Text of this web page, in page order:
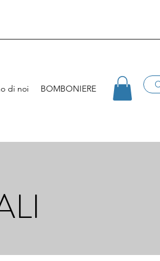
di noi BOMBONIERE